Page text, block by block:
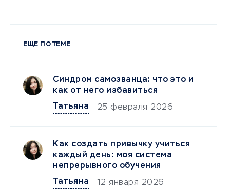
ЕЩЕ ПО ТЕМЕ
Синдром самозванца: что это и
как от него избавиться
Татьяна
25 февраля 2026
Как создать привычку учиться
каждый день: моя система
непрерывного обучения
Татьяна
12 января 2026